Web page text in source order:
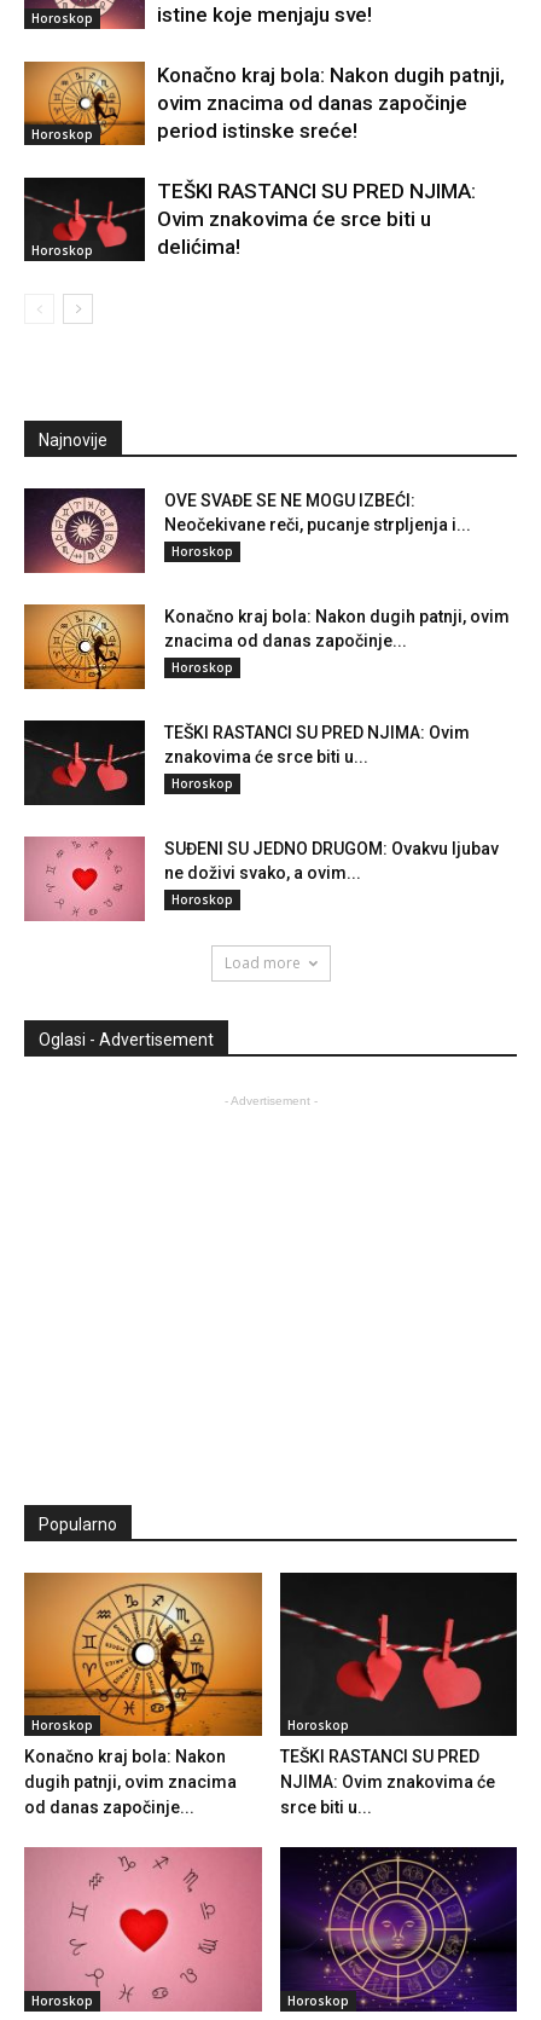
Horoskop istine koje menjaju sve!
Horoskop
Konačno kraj bola: Nakon dugih patnji,
ovim znacima od danas započinje
period istinske sreće!
Horoskop
TEŠKI RASTANCI SU PRED NJIMA:
Ovim znakovima će srce biti u
delićima!
Najnovije
OVE SVAĐE SE NE MOGU IZBEĆI:
Neočekivane reči, pucanje strpljenja i...
Horoskop
Konačno kraj bola: Nakon dugih patnji, ovim
znacima od danas započinje...
Horoskop
TEŠKI RASTANCI SU PRED NJIMA: Ovim
znakovima će srce biti u...
Horoskop
SUĐENI SU JEDNO DRUGOM: Ovakvu ljubav
ne doživi svako, a ovim...
Horoskop
Load more
Oglasi - Advertisement
- Advertisement -
Popularno
Horoskop
Konačno kraj bola: Nakon
dugih patnji, ovim znacima
od danas započinje...
Horoskop
TEŠKI RASTANCI SU PRED
NJIMA: Ovim znakovima će
srce biti u...
Horoskop Horoskop